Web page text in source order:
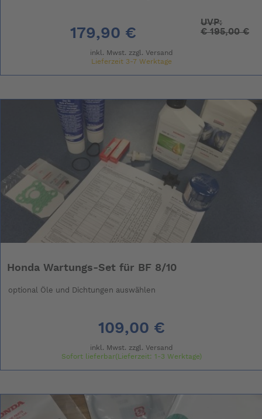
179,90 €
UVP:
€195,00 €
inkl. Mwst. zzgl. Versand
Lieferzeit 3-7 Werktage
Honda Wartungs-Set für BF 8/10
optional Öle und Dichtungen auswählen
109,00 €
inkl. Mwst. zzgl. Versand
Sofort lieferbar(Lieferzeit: 1-3 Werktage)